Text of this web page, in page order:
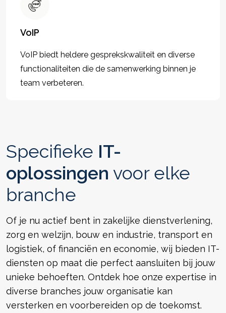
VoIP
VoIP biedt heldere gesprekskwaliteit en diverse
functionaliteiten die de samenwerking binnen je
team verbeteren.
Specifieke IT-
oplossingen voor elke
branche
Of je nu actief bent in zakelijke dienstverlening,
zorg en welzijn, bouw en industrie, transport en
logistiek, of financiën en economie, wij bieden IT-
diensten op maat die perfect aansluiten bij jouw
unieke behoeften. Ontdek hoe onze expertise in
diverse branches jouw organisatie kan
versterken en voorbereiden op de toekomst.